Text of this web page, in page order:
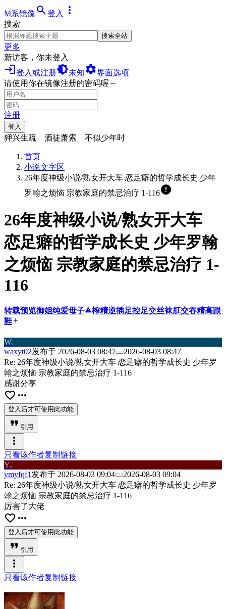
M系镜像 search登入 more_vert
搜索
搜索全站
更多
新访客，你未登入
login登入或注册brightness_medium未知settings界面选项
请使用你在镜像注册的密码喔～
注册
登入
狎兴生疏 酒徒萧索 不似少年时
首页
小说文字区
26年度神级小说/熟女开大车 恋足癖的哲学成长史 少年
罗翰之烦恼 宗教家庭的禁忌治疗 1-116error
26年度神级小说/熟女开大车
恋足癖的哲学成长史 少年罗翰
之烦恼 宗教家庭的禁忌治疗 1-
116
转载预览御姐纯爱母子report_problem榨精逆插足控足交丝袜肛交吞精高跟
鞋 add
Wa
waxyt02发布于 2026-08-03 08:47
2026-08-03 08:47
Re: 26年度神级小说/熟女开大车 恋足癖的哲学成长史 少年罗
翰之烦恼 宗教家庭的禁忌治疗 1-116
感谢分享
favorite_border more_horiz
登入后才可使用此功能
format_quote 引用
more_vert
只看该作者复制链接
Ym
ymyfqf1 发布于 2026-08-03 09:04
2026-08-03 09:04
Re: 26年度神级小说/熟女开大车 恋足癖的哲学成长史 少年罗
翰之烦恼 宗教家庭的禁忌治疗 1-116
厉害了大佬
favorite_border more_horiz
登入后才可使用此功能
format_quote 引用
more_vert
只看该作者复制链接